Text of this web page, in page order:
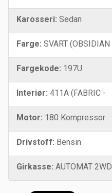
Karosseri: Sedan
Farge: SVART (OBSIDIAN
Fargekode: 197U
Interiør: 411A (FABRIC -
Motor: 180 Kompressor
Drivstoff: Bensin
Girkasse: AUTOMAT 2WD